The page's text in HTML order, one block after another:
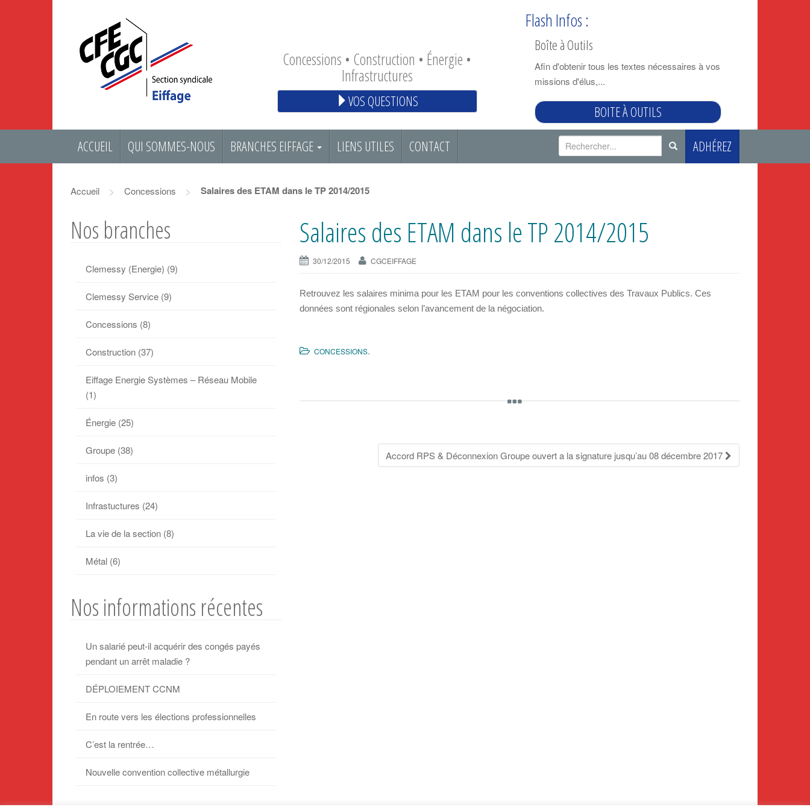
Concessions • Construction • Énergie •
Infrastructures
VOS QUESTIONS
Flash Infos :
Boîte à Outils
Afin d'obtenir tous les textes nécessaires à vos
missions d'élus,...
BOITE À OUTILS
ACCUEIL
QUI SOMMES-NOUS BRANCHES EIFFAGE LIENS UTILES CONTACT
e
c
.
ADHÉREZ
Accueil > Concessions > Salaires des ETAM dans le TP 2014/2015
Salaires des ETAM dans le TP 2014/2015
30/12/2015 CGCEIFFAGE
Retrouvez les salaires minima pour les ETAM pour les conventions collectives des Travaux Publics. Ces
données sont régionales selon l’avancement de la négociation.
CONCESSIONS.
NavigationAccord RPS & Déconnexion Groupe ouvert a la signature jusqu’au 08 décembre 2017
Nos branches
Clemessy (Energie) (9)
Clemessy Service (9)
Concessions (8)
Construction (37)
Eiffage Energie Systèmes – Réseau Mobile
(1)
Énergie (25)
Groupe (38)
infos (3)
Infrastuctures (24)
La vie de la section (8)
Métal (6)
Nos informations récentes
Un salarié peut-il acquérir des congés payés
pendant un arrêt maladie ?
DÉPLOIEMENT CCNM
En route vers les élections professionnelles
C’est la rentrée…
Nouvelle convention collective métallurgie